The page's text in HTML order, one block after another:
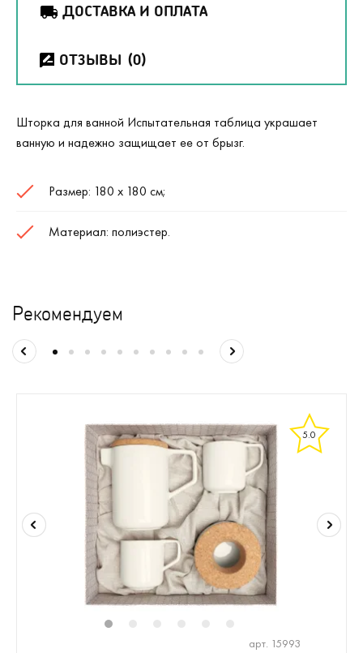
ДОСТАВКА И ОПЛАТА
ОТЗЫВЫ (0)
Шторка для ванной Испытательная таблица украшает
ванную и надежно защищает ее от брызг.
Размер: 180 х 180 см;
Материал: полиэстер.
Рекомендуем
5.0
арт. 15993